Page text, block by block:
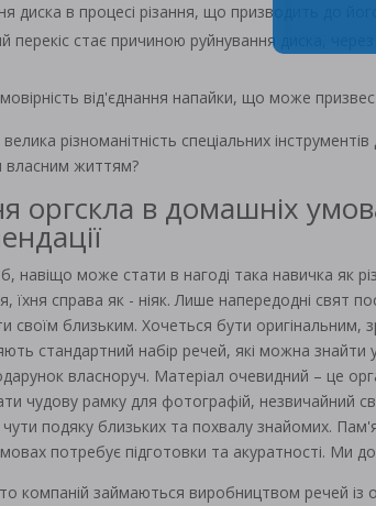
диска в процесі різання, що призводить до
перекіс стає причиною руйнування диска,
від'єднання напайки, що може
велика різноманітність спеціальних
власним життям?
оргскла в домашніх
навіщо може стати в нагоді така навичка як
їхня справа як - ніяк. Лише напередодні свят
своїм близьким. Хочеться бути
стандартний набір речей, які можна
власноруч. Матеріал очевидний – це
чудову рамку для фотографій, незвичайний
подяку близьких та похвалу знайомих.
потребує підготовки та акуратності. Ми
компаній займаються виробництвом речей із